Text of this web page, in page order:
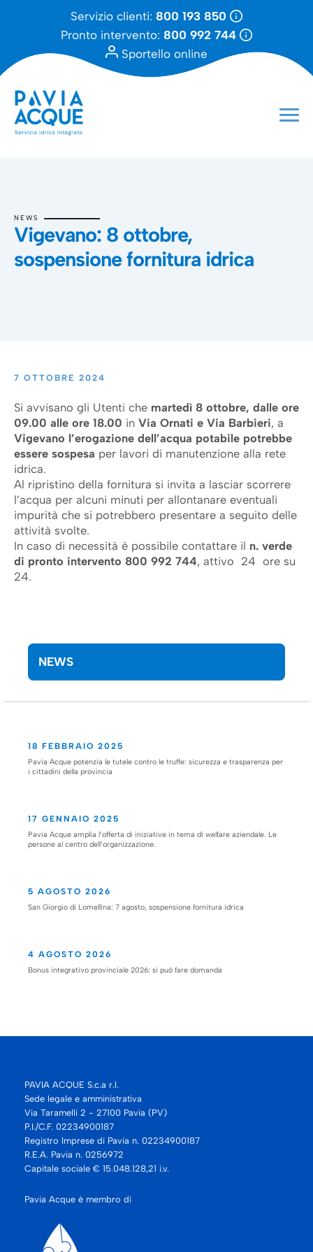
Servizio clienti: 800 193 850
Pronto intervento: 800 992 744
Sportello online
NEWS
Vigevano: 8 ottobre,
sospensione fornitura idrica
7 OTTOBRE 2024
Si avvisano gli Utenti che martedì 8 ottobre, dalle ore
09.00 alle ore 18.00 in Via Ornati e Via Barbieri, a
Vigevano l’erogazione dell’acqua potabile potrebbe
essere sospesa per lavori di manutenzione alla rete
idrica.
Al ripristino della fornitura si invita a lasciar scorrere
l’acqua per alcuni minuti per allontanare eventuali
impurità che si potrebbero presentare a seguito delle
attività svolte.
In caso di necessità è possibile contattare il n. verde
di pronto intervento 800 992 744, attivo 24 ore su
24.
NEWS
18 FEBBRAIO 2025
Pavia Acque potenzia le tutele contro le truffe: sicurezza e trasparenza per
i cittadini della provincia
17 GENNAIO 2025
Pavia Acque amplia l’offerta di iniziative in tema di welfare aziendale. Le
persone al centro dell’organizzazione.
5 AGOSTO 2026
San Giorgio di Lomellina: 7 agosto, sospensione fornitura idrica
4 AGOSTO 2026
Bonus integrativo provinciale 2026: si può fare domanda
PAVIA ACQUE S.c.a r.l.
Sede legale e amministrativa
Via Taramelli 2 - 27100 Pavia (PV)
P.I./C.F. 02234900187
Registro Imprese di Pavia n. 02234900187
R.E.A. Pavia n. 0256972
Capitale sociale € 15.048.128,21 i.v.
Pavia Acque è membro di